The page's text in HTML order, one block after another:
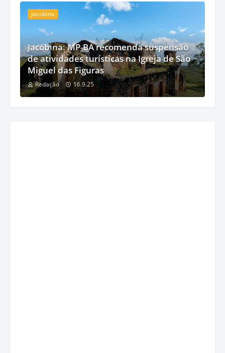
Jacobina
Jacobina: MP-BA recomenda suspensão
de atividades turísticas na Igreja de São
Miguel das Figuras
Redação 16.9.25